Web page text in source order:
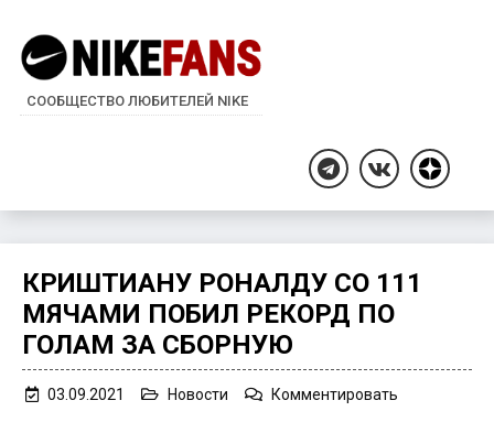
СООБЩЕСТВО ЛЮБИТЕЛЕЙ NIKE
TelegramВКонтакте
Дзен
КРИШТИАНУ РОНАЛДУ СО 111
МЯЧАМИ ПОБИЛ РЕКОРД ПО
ГОЛАМ ЗА СБОРНУЮ
03.09.2021 Новости Комментировать